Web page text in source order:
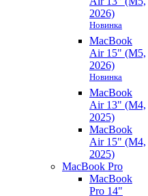
2026)
Новинка
MacBook
Air 15" (M5,
2026)
Новинка
MacBook
Air 13" (M4,
2025)
MacBook
Air 15" (M4,
2025)
MacBook Pro
MacBook
Pro 14"